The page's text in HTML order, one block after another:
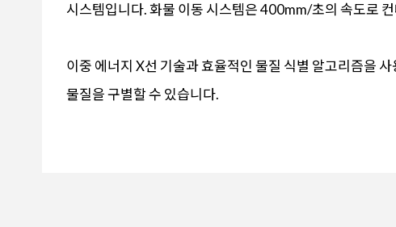
시스템입니다. 화물 이동 시스템은 400mm/초의 속도로
이중 에너지 X선 기술과 효율적인 물질 식별 알고리즘을
물질을 구별할 수 있습니다.